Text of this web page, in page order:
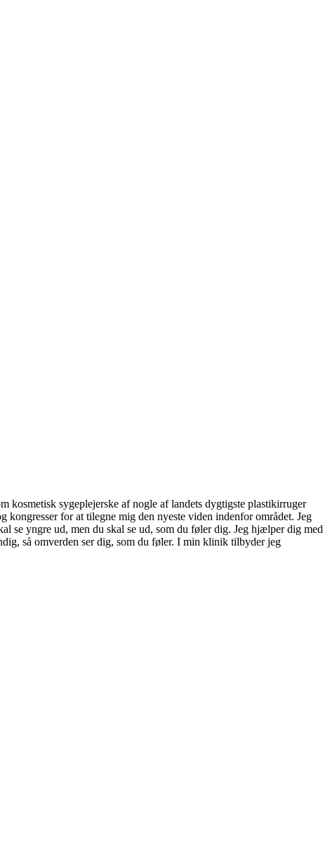
kosmetisk sygeplejerske af nogle af landets dygtigste plastikirruger
for at tilegne mig den nyeste viden indenfor området. Jeg
se yngre ud, men du skal se ud, som du føler dig. Jeg hjælper dig med
så omverden ser dig, som du føler. I min klinik tilbyder jeg